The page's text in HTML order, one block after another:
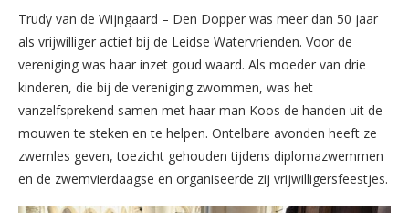
Trudy van de Wijngaard – Den Dopper was meer dan 50 jaar
als vrijwilliger actief bij de Leidse Watervrienden. Voor de
vereniging was haar inzet goud waard. Als moeder van drie
kinderen, die bij de vereniging zwommen, was het
vanzelfsprekend samen met haar man Koos de handen uit de
mouwen te steken en te helpen. Ontelbare avonden heeft ze
zwemles geven, toezicht gehouden tijdens diplomazwemmen
en de zwemvierdaagse en organiseerde zij vrijwilligersfeestjes.